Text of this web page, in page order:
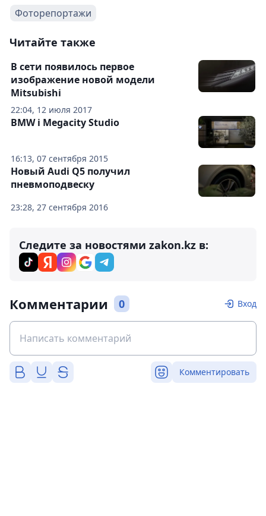
Фоторепортажи
Читайте также
22:04, 12 июля 2017
В сети появилось первое
изображение новой модели
Mitsubishi
16:13, 07 сентября 2015
BMW i Megacity Studio
23:28, 27 сентября 2016
Новый Audi Q5 получил
пневмоподвеску
Следите за новостями zakon.kz в:
Комментарии 0 Вход
Комментировать